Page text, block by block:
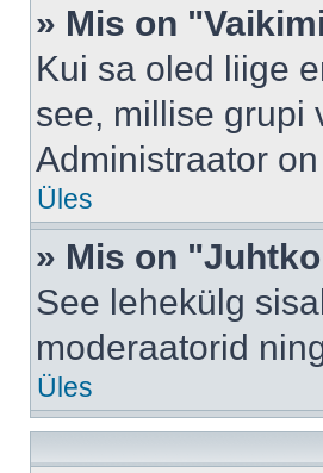
» Mis on
Kui sa oled liige
see, millise grupi
Administraator
Üles
» Mis on
See lehekülg
moderaatorid
Üles